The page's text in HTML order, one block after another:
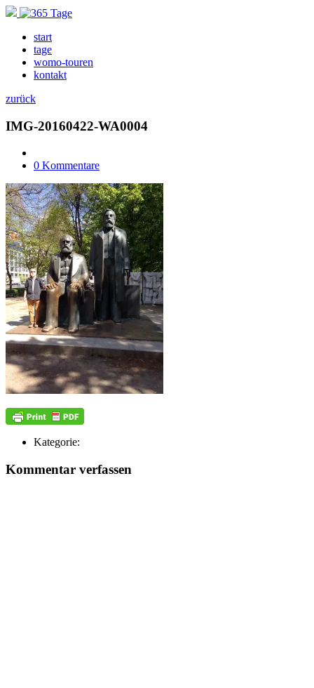
start
tage
womo-touren
kontakt
zurück
IMG-20160422-WA0004
0 Kommentare
Kategorie:
Kommentar verfassen